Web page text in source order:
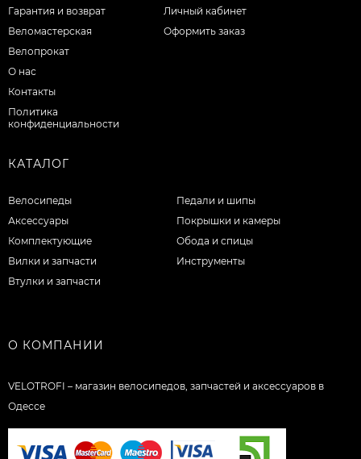
Гарантия и возврат
Веломастерская
Велопрокат
О нас
Контакты
Политика
конфиденциальности
Личный кабинет
Оформить заказ
КАТАЛОГ
Велосипеды
Аксессуары
Комплектующие
Вилки и запчасти
Втулки и запчасти
Педали и шипы
Покрышки и камеры
Обода и спицы
Инструменты
О КОМПАНИИ
VELOTROFI – магазин велосипедов, запчастей и аксессуаров в
Одессе